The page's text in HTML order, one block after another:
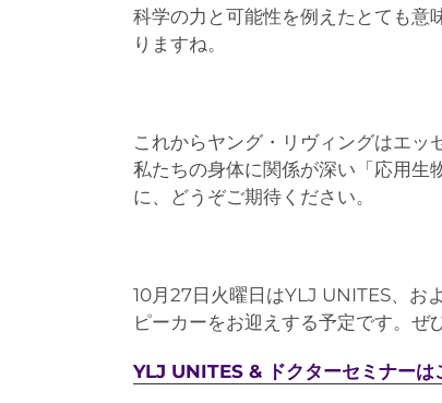
科学の力と可能性を例えたとても意
りますね。
これからヤング・リヴィングはエ
私たちの身体に関係が深い「応用生
に、どうぞご期待ください。
10月27日火曜日はYLJ UNITES、お
ピーカーをお迎えする予定です。ぜ
YLJ UNITES & ドクターセミナーは